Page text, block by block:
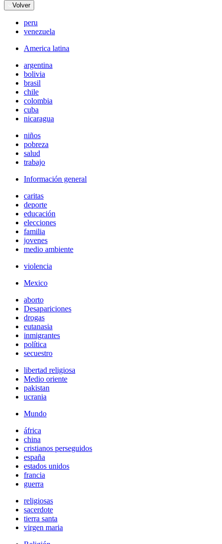
Volver
peru
venezuela
America latina
argentina
bolivia
brasil
chile
colombia
cuba
nicaragua
niños
pobreza
salud
trabajo
Información general
caritas
deporte
educación
elecciones
familia
jovenes
medio ambiente
violencia
Mexico
aborto
Desapariciones
drogas
eutanasia
inmigrantes
política
secuestro
libertad religiosa
Medio oriente
pakistan
ucrania
Mundo
áfrica
china
cristianos perseguidos
españa
estados unidos
francia
guerra
religiosas
sacerdote
tierra santa
virgen maria